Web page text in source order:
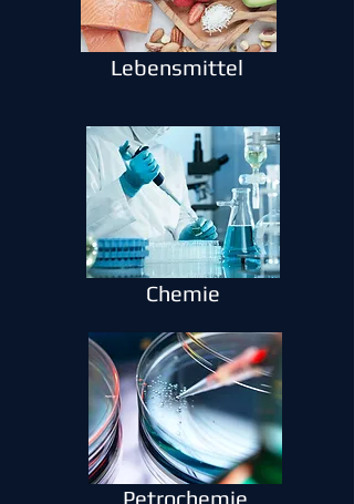
Lebensmittel
Chemie
Petrochemie